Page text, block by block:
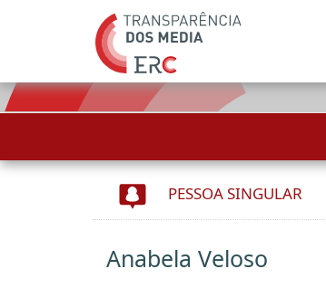
PESSOA SINGULAR
Anabela Veloso